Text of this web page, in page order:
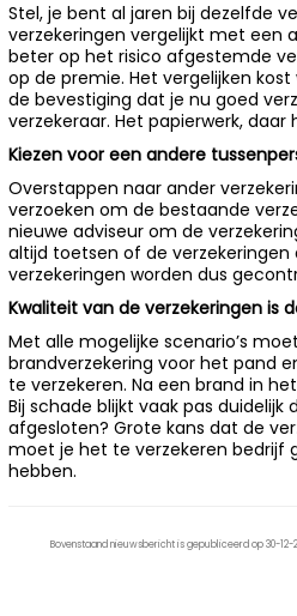
Stel, je bent al jaren bij dezelfde
verzekeringen vergelijkt met een
beter op het risico afgestemde
op de premie. Het vergelijken
de bevestiging dat je nu goed
verzekeraar. Het papierwerk,
Kiezen voor een andere
Overstappen naar ander
verzoeken om de bestaande
nieuwe adviseur om de
altijd toetsen of de verzekeringen
verzekeringen worden dus
Kwaliteit van de verzekeringen is
Met alle mogelijke scenario’s
brandverzekering voor het pand
te verzekeren. Na een brand in
Bij schade blijkt vaak pas duidelijk
afgesloten? Grote kans dat de
moet je het te verzekeren bedrijf
hebben.
Bovenstaand nieuwsbericht is gepubliceerd op 30-